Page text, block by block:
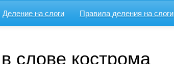
Деление на слоги Правила деления на слоги
слове кострома